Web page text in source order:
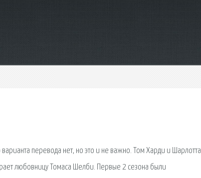
перевода нет, но это и не важно. Том Харди и Шарлотта
любовницу Томаса Шелби. Первые 2 сезона были